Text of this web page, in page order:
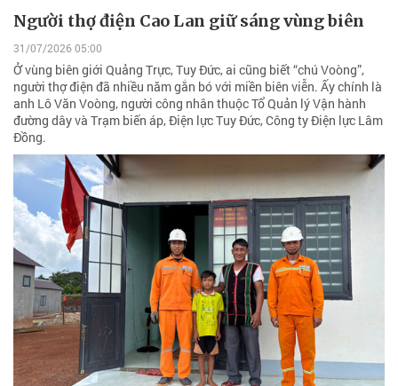
Người thợ điện Cao Lan giữ sáng vùng biên
31/07/2026 05:00
Ở vùng biên giới Quảng Trực, Tuy Đức, ai cũng biết “chú Voòng”,
người thợ điện đã nhiều năm gắn bó với miền biên viễn. Ấy chính là
anh Lô Văn Voòng, người công nhân thuộc Tổ Quản lý Vận hành
đường dây và Trạm biến áp, Điện lực Tuy Đức, Công ty Điện lực Lâm
Đồng.